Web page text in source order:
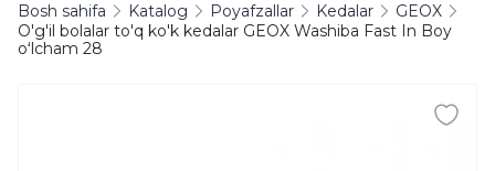
Bosh sahifa Katalog Poyafzallar Kedalar
GEOX
O'g'il bolalar to'q ko'k kedalar GEOX Washiba Fast In Boy
oʻlcham 28